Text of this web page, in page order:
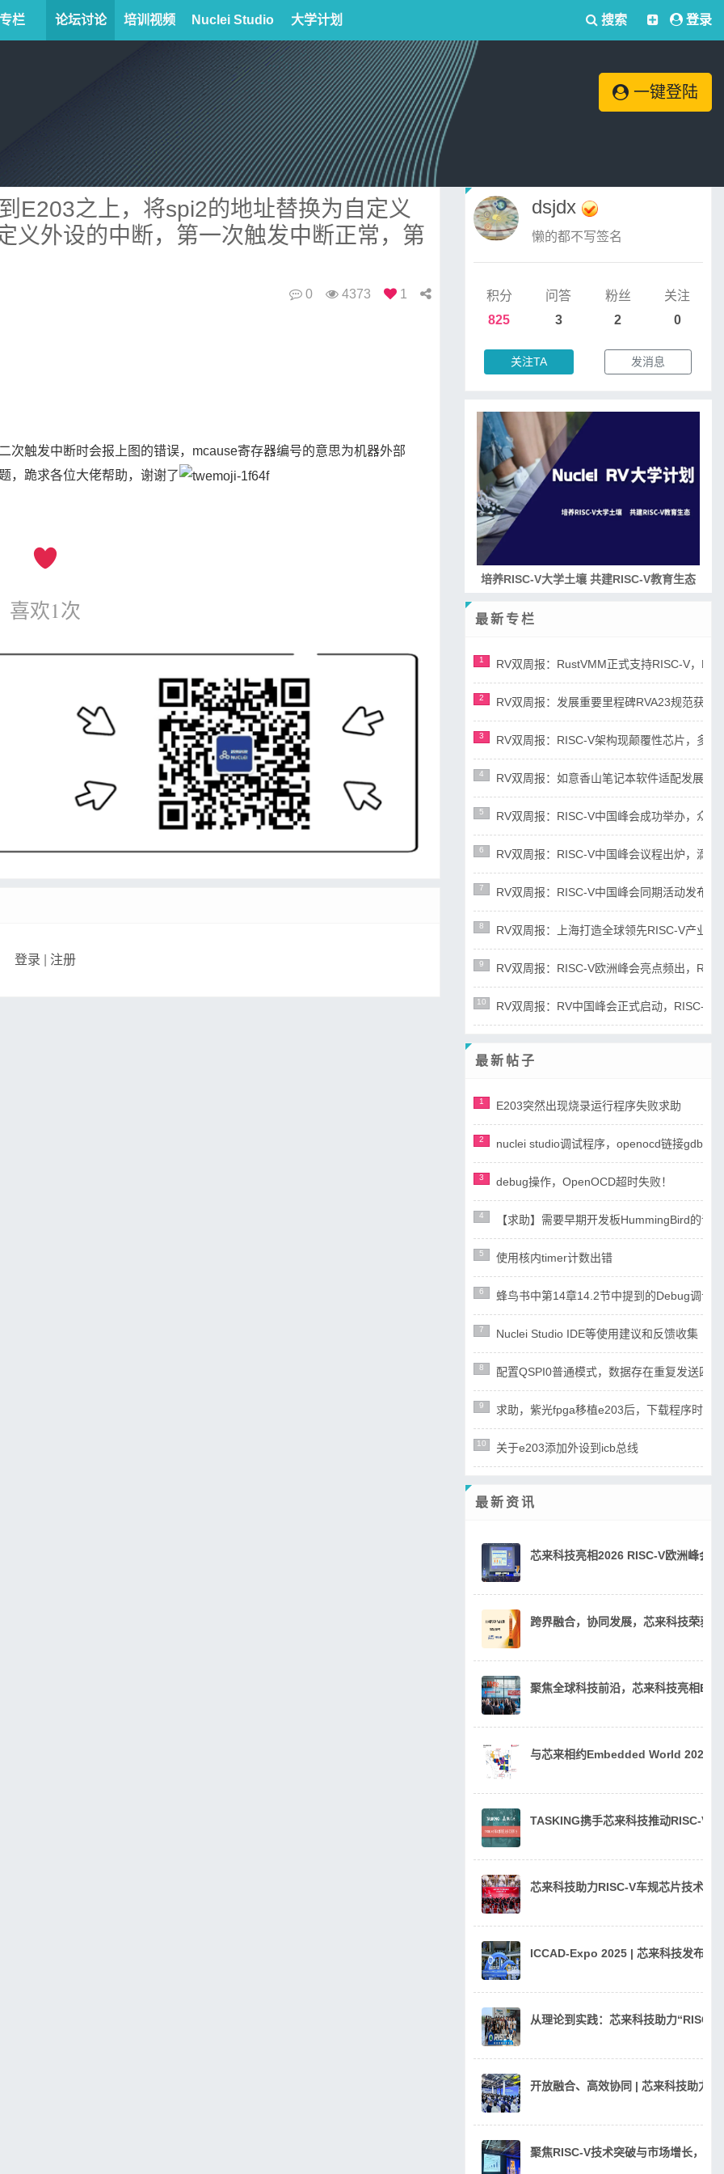
栏 论坛讨论 培训视频 Nuclei Studio 大学计划 搜索 登录
一键登陆
E203之上，将spi2的地址替换为自定义
义外设的中断，第一次触发中断正常，第
0 4373 1
次触发中断时会报上图的错误，mcause寄存器编号的意思为机器外部
，跪求各位大佬帮助，谢谢了
喜欢1次
登录 注册
dsjdx
懒的都不写签名
积分
825
问答
3
粉丝
2
关注
0
关注TA 发消息
培养RISC-V大学土壤 共建RISC-V教育生态
最新专栏
1 RV双周报：RustVMM正式支持RISC-V，
2 RV双周报：发展重要里程碑RVA23规范获
3 RV双周报：RISC-V架构现颠覆性芯片，多
4 RV双周报：如意香山笔记本软件适配发展
5 RV双周报：RISC-V中国峰会成功举办，众
6 RV双周报：RISC-V中国峰会议程出炉，滴
7 RV双周报：RISC-V中国峰会同期活动发布
8 RV双周报：上海打造全球领先RISC-V产业
9 RV双周报：RISC-V欧洲峰会亮点频出，
10 RV双周报：RV中国峰会正式启动，RISC-V
最新帖子
1 E203突然出现烧录运行程序失败求助
2 nuclei studio调试程序，openocd链接gdb失
3 debug操作，OpenOCD超时失败！
4 【求助】需要早期开发板HummingBird的详
5 使用核内timer计数出错
6 蜂鸟书中第14章14.2节中提到的Debug调试
7 Nuclei Studio IDE等使用建议和反馈收集
8 配置QSPI0普通模式，数据存在重复发送四
9 求助，紫光fpga移植e203后，下载程序时
10 关于e203添加外设到icb总线
最新资讯
芯来科技亮相2026 RISC-V欧洲峰会
跨界融合，协同发展，芯来科技荣获
聚焦全球科技前沿，芯来科技亮相
与芯来相约Embedded World 2026，
TASKING携手芯来科技推动RISC-V汽
芯来科技助力RISC-V车规芯片技术与
ICCAD-Expo 2025 | 芯来科技发布
从理论到实践：芯来科技助力“RISC-
开放融合、高效协同 | 芯来科技助力
聚焦RISC-V技术突破与市场增长，芯